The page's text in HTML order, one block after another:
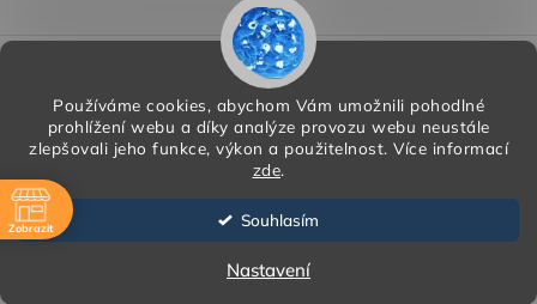
Používáme cookies, abychom Vám umožnili pohodlné
prohlížení webu a díky analýze provozu webu neustále
zlepšovali jeho funkce, výkon a použitelnost. Více informací
zde.
Souhlasím
Nastavení
Reklamace a vracení zboží
Podmínky ochrany osobních údajů
Copyright 2026 HORA PP s.r.o.
Shoptet | Design
Zobrazit